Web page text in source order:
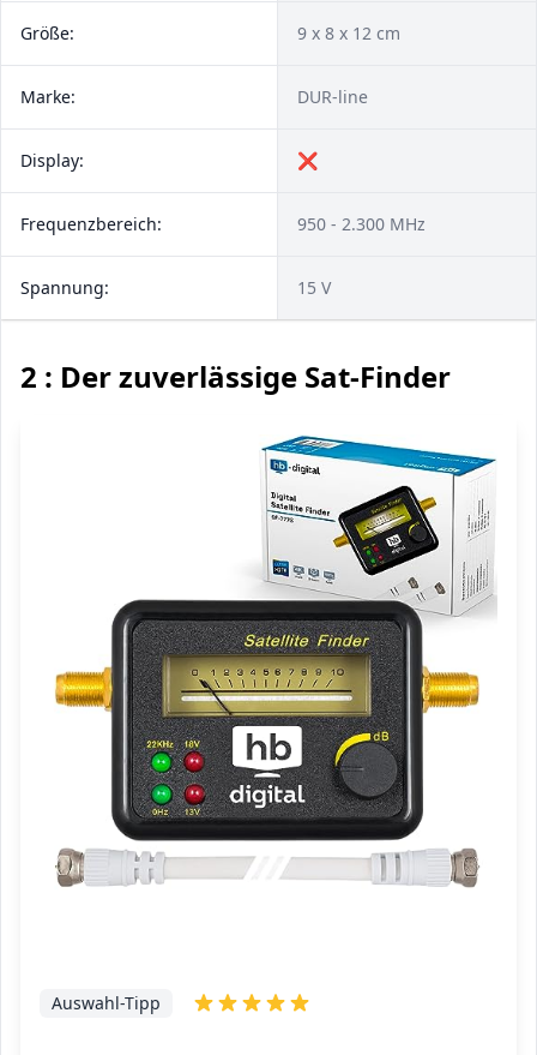
Größe: 9 x 8 x 12 cm
Marke: DUR-line
Display: ❌
Frequenzbereich: 950 - 2.300 MHz
Spannung: 15 V
2 : Der zuverlässige Sat-Finder
Auswahl-Tipp